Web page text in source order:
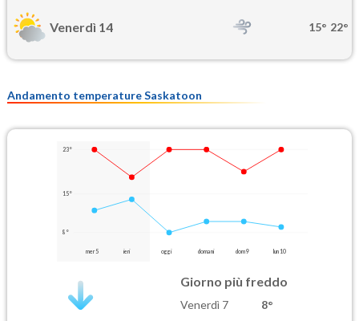
Venerdì 14 15° 22°
Andamento temperature Saskatoon
23°
15°
8°
mer 5 ieri oggi domani dom 9 lun 10
Giorno più freddo
Venerdì 7 8°